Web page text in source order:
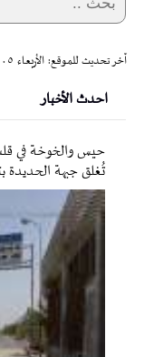
آخر تحديث للموقع: الأربعاء ٠٥ أغسطس ٢٠٢٦
احدث الأخبار
حيس والخوخة في
تُغلق جبهة الحديدة